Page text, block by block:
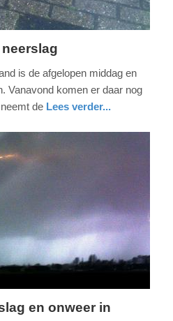
is de afgelopen middag en
Vanavond komen er daar nog
de Lees verder...
en onweer in